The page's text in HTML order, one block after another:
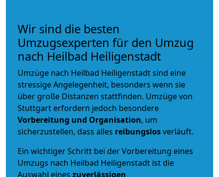
Wir sind die besten
Umzugsexperten für den Umzug
nach Heilbad Heiligenstadt
Umzüge nach Heilbad Heiligenstadt sind eine
stressige Angelegenheit, besonders wenn sie
über große Distanzen stattfinden. Umzüge von
Stuttgart erfordern jedoch besondere
Vorbereitung und Organisation, um
sicherzustellen, dass alles reibungslosverläuft.
Ein wichtiger Schritt bei der Vorbereitung eines
Umzugs nach Heilbad Heiligenstadt ist die
Auswahl eines zuverlässigen